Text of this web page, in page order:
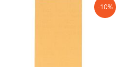
-10%